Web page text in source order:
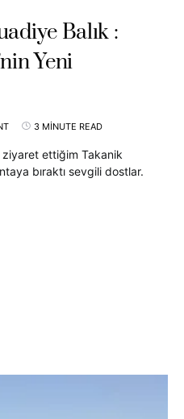
Balık :
Yeni
3 MINUTE READ
ettiğim Takanik
bıraktı sevgili dostlar.